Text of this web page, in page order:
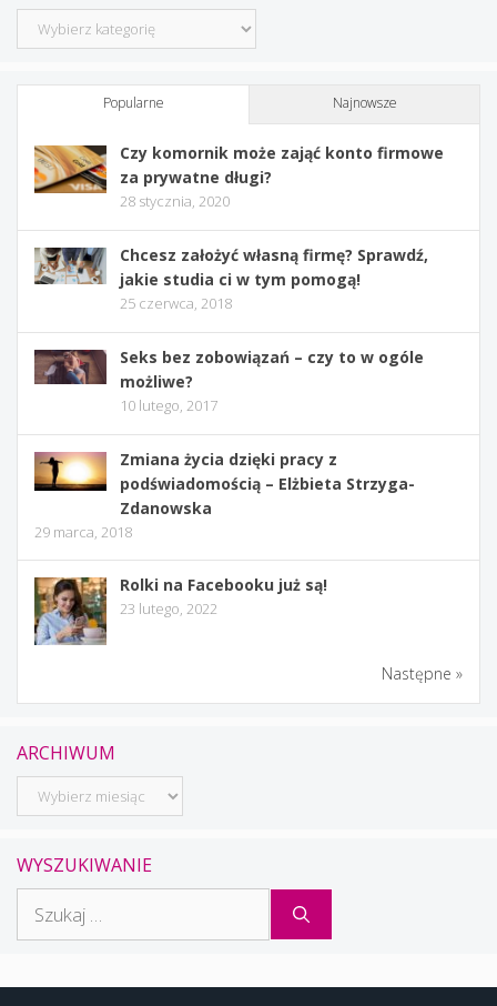
Kategorie
Popularne Najnowsze
Czy komornik może zająć konto firmowe
za prywatne długi?
28 stycznia, 2020
Chcesz założyć własną firmę? Sprawdź,
jakie studia ci w tym pomogą!
25 czerwca, 2018
Seks bez zobowiązań – czy to w ogóle
możliwe?
10 lutego, 2017
Zmiana życia dzięki pracy z
podświadomością – Elżbieta Strzyga-
Zdanowska
29 marca, 2018
Rolki na Facebooku już są!
23 lutego, 2022
Następne »
ARCHIWUM
Archiwum
WYSZUKIWANIE